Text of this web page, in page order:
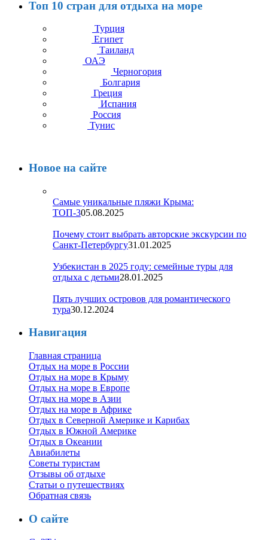
Топ 10 стран для отдыха на море
Турция
Египет
Таиланд
ОАЭ
Черногория
Болгария
Греция
Испания
Россия
Тунис
Новое на сайте
Самые уникальные пляжи Крыма:
ТОП-305.08.2025
Почему стоит выбрать авторские экскурсии по
Санкт-Петербургу31.01.2025
Узбекистан в 2025 году: семейные туры для
отдыха с детьми28.01.2025
Пять лучших островов для романтического
тура30.12.2024
Навигация
Главная страница
Отдых на море в России
Отдых на море в Крыму
Отдых на море в Европе
Отдых на море в Азии
Отдых на море в Африке
Отдых в Северной Америке и Карибах
Отдых в Южной Америке
Отдых в Океании
Авиабилеты
Советы туристам
Отзывы об отдыхе
Статьи о путешествиях
Обратная связь
О сайте